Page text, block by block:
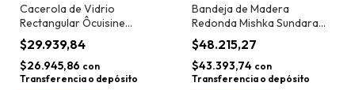
Cacerola de Vidrio
Rectangular Ôcuisine
33x19x13 cm 4,5L
$29.939,84
$26.945,86 con
Transferencia o depósito
Bandeja de Madera
Redonda Mishka Sundara
33cm
$48.215,27
$43.393,74 con
Transferencia o depósito